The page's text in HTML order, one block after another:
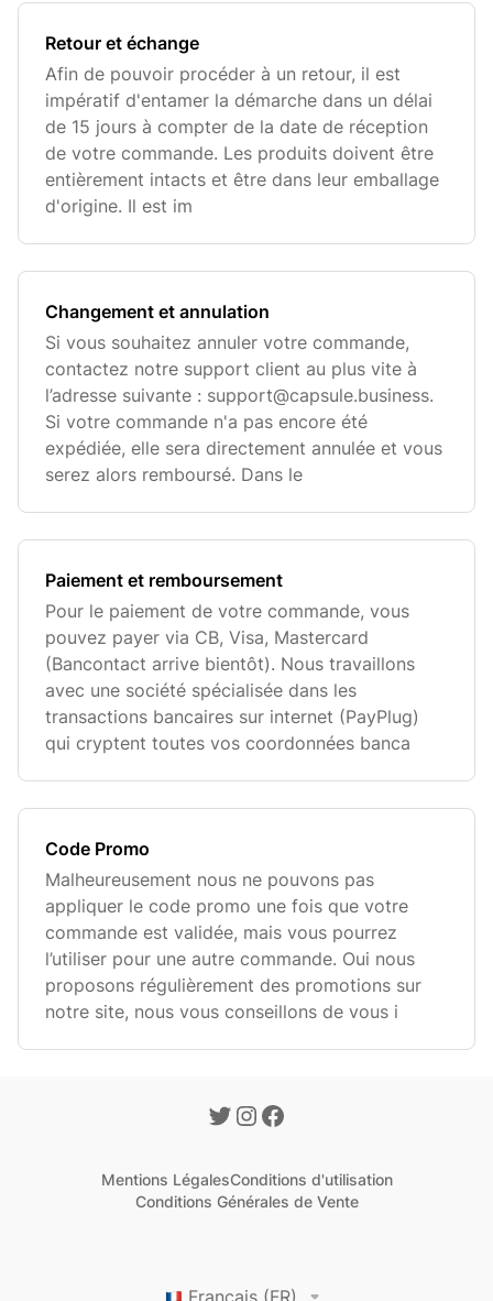
Retour et échange
Afin de pouvoir procéder à un retour, il est
impératif d'entamer la démarche dans un délai
de 15 jours à compter de la date de réception
de votre commande. Les produits doivent être
entièrement intacts et être dans leur emballage
d'origine. Il est im
Changement et annulation
Si vous souhaitez annuler votre commande,
contactez notre support client au plus vite à
l’adresse suivante : support@capsule.business.
Si votre commande n'a pas encore été
expédiée, elle sera directement annulée et vous
serez alors remboursé. Dans le
Paiement et remboursement
Pour le paiement de votre commande, vous
pouvez payer via CB, Visa, Mastercard
(Bancontact arrive bientôt). Nous travaillons
avec une société spécialisée dans les
transactions bancaires sur internet (PayPlug)
qui cryptent toutes vos coordonnées banca
Code Promo
Malheureusement nous ne pouvons pas
appliquer le code promo une fois que votre
commande est validée, mais vous pourrez
l’utiliser pour une autre commande. Oui nous
proposons régulièrement des promotions sur
notre site, nous vous conseillons de vous i
Mentions LégalesConditions d'utilisation
Conditions Générales de Vente
Français (FR)